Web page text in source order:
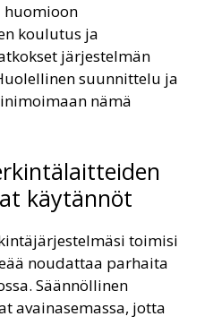
huomioon
koulutus ja
järjestelmän
suunnittelu ja
nämä
käytännöt
toimisi
noudattaa parhaita
Säännöllinen
avainasemassa, jotta